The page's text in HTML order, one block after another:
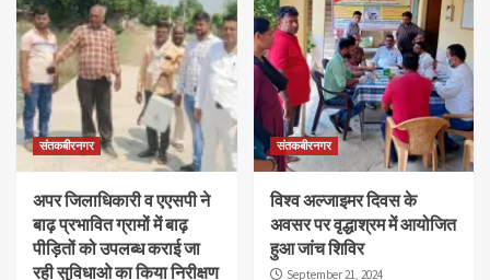
संतकबीरनगर
अपर जिलाधिकारी व एएसपी ने
बाढ़ प्रभावित ग्रामों में बाढ़
पीड़ितों को उपलब्ध कराई जा
रही सुविधाओ का किया निरीक्षण
संतकबीरनगर
विश्व अल्जाइमर दिवस के
अवसर पर वृद्धाश्रम में आयोजित
हुआ जांच शिविर
September 21, 2024